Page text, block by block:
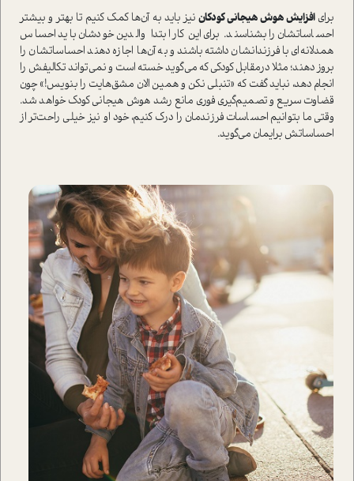
براي افزايش هوش هيجاني كودكان‌ نيز بايد به آن‌ها كمك كنيم تا‌ بهتر و بيشتر
احساساتشان را بشناسند. براي‌ اين كار ابتدا والدين خودشان بايد احساس‌
همدلانه‌اي‌ با فرزندانشان داشته باشند و به آن‌ها اجازه دهند احساساتشان را
بروز دهند؛ مثلا درمقابل كودكي كه مي‌گويد خسته است و نمي‌تواند تكاليفش را
انجام دهد، نبايد گفت که «تنبلي نكن‌ و همين الان مشق‌هایت را بنويس!» چون
قضاوت سریع و تصمیم‌گیری فوری مانع رشد هوش هیجانی کودک خواهد شد.
وقتي ما‌ بتوانيم احساسات فرزند‌مان‌ را درك كنيم، خود او‌ نيز خيلي راحت‌تر از
احساساتش برايمان مي‌گويد.